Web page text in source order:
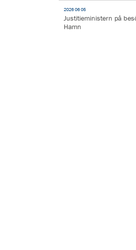
2026 06 05
Justitieministern på
Hamn